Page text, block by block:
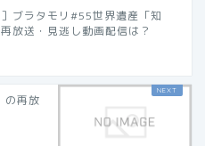
］ブラタモリ#55世界遺産「知
放送・見逃し動画配信は？
の再放